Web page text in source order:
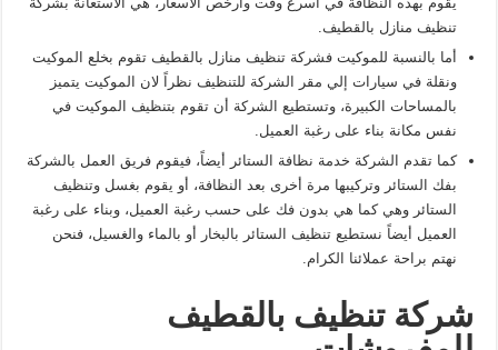
تنظيف منازل بالقطيف.
أما بالنسبة للموكيت فشركة تنظيف منازل بالقطيف تقوم بخلع الموكيت
ونقلة في سيارات إلي مقر الشركة للتنظيف نظراً لان الموكيت يتميز
بالمساحات الكبيرة، وتستطيع الشركة أن تقوم بتنظيف الموكيت في
نفس مكانة بناء على رغبة العميل.
كما تقدم الشركة خدمة نظافة الستائر أيضاً، فيقوم فريق العمل بالشركة
بفك الستائر وتركيبها مرة أخرى بعد النظافة، أو يقوم بغسل وتنظيف
الستائر وهي كما هي بدون فك على حسب رغبة العميل، وبناء على رغبة
العميل أيضاً نستطيع تنظيف الستائر بالبخار أو بالماء والغسيل، فنحن
نهتم براحة عملائنا الكرام.
شركة تنظيف بالقطيف